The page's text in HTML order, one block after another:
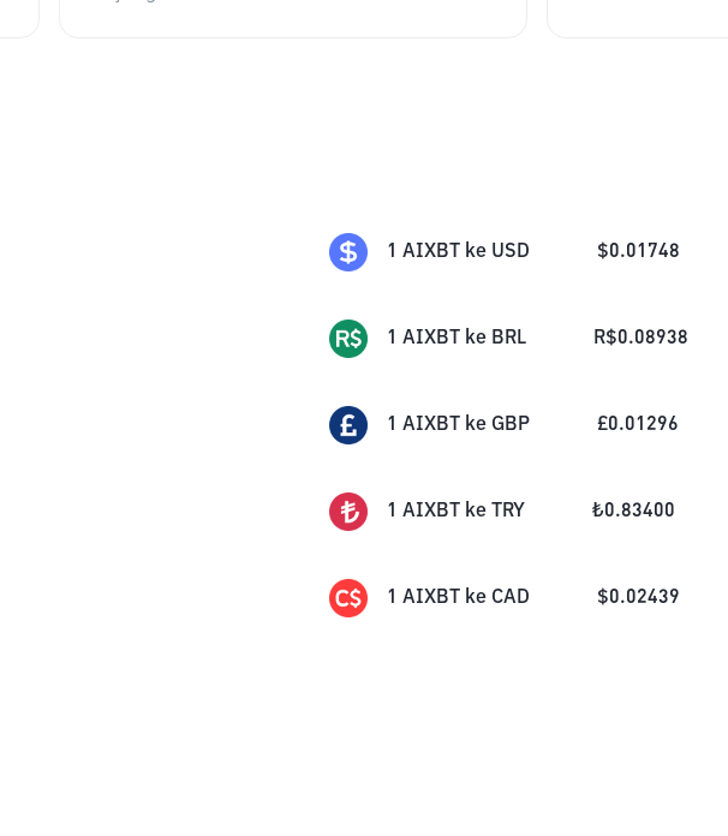
1 AIXBT ke USD $0.01748
1 AIXBT ke BRL R$0.08938
1 AIXBT ke GBP £0.01296
1 AIXBT ke TRY ₺0.83400
1 AIXBT ke CAD $0.02439